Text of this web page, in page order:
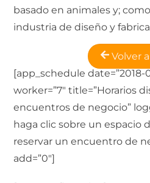
basado en animales y;
industria de diseño y
Volver
[app_schedule date=”2018-
worker=”7″ title=”Horarios
encuentros de negocio”
haga clic sobre un espacio
reservar un encuentro de
add=”0″]